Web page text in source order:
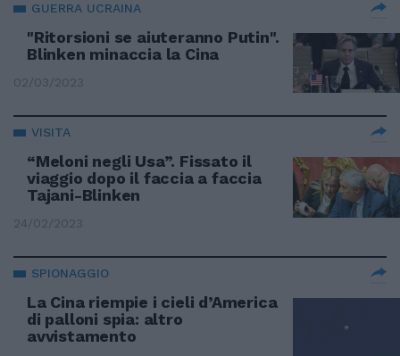
GUERRA UCRAINA
"Ritorsioni se aiuteranno Putin".
Blinken minaccia la Cina
02/03/2023
VISITA
“Meloni negli Usa”. Fissato il
viaggio dopo il faccia a faccia
Tajani-Blinken
24/02/2023
SPIONAGGIO
La Cina riempie i cieli d’America
di palloni spia: altro
avvistamento